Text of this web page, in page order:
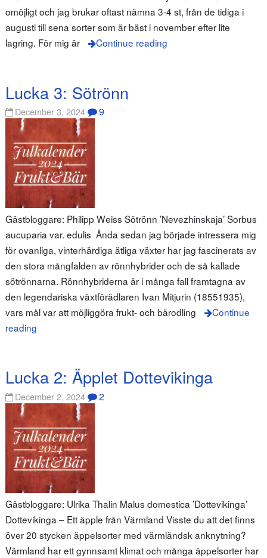
omöjligt och jag brukar oftast nämna 3-4 st, från de tidiga i
augusti till sena sorter som är bäst i november efter lite
lagring. För mig är
Continue reading
Lucka 3: Sötrönn
December 3, 2024 9
Gästbloggare: Philipp Weiss Sötrönn ’Nevezhinskaja’ Sorbus
aucuparia var. edulis Ända sedan jag började intressera mig
för ovanliga, vinterhärdiga ätliga växter har jag fascinerats av
den stora mångfalden av rönnhybrider och de så kallade
sötrönnarna. Rönnhybriderna är i många fall framtagna av
den legendariska växtförädlaren Ivan Mitjurin (1855­1935),
vars mål var att möjliggöra frukt- och bärodling
Continue
reading
Lucka 2: Äpplet Dottevikinga
December 2, 2024 2
Gästbloggare: Ulrika Thalin Malus domestica ’Dottevikinga’
Dottevikinga – Ett äpple från Värmland Visste du att det finns
över 20 stycken äppelsorter med värmländsk anknytning?
Värmland har ett gynnsamt klimat och många äppelsorter har